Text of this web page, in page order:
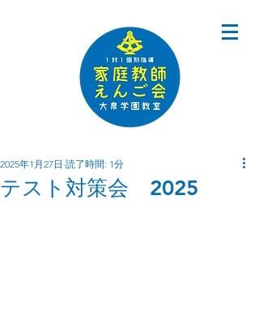
テスト対策会 2025
2025年1月27日 読了時間: 1分